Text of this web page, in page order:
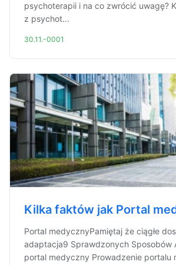
psychoterapii i na co zwrócić uwagę?
z psychot...
30.11.-0001
Kilka faktów jak Portal
Portal medycznyPamiętaj że ciągłe
adaptacja9 Sprawdzonych Sposobów
portal medyczny Prowadzenie portalu